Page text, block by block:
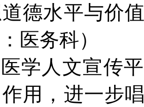
德水平与价
医务科）
学人文宣传
用，进一步